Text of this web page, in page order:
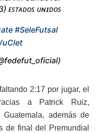
ᴜɴɪᴅᴏꜱ
#SeleFutsal
2:17 por jugar, el
a Patrick Ruiz,
además de
de final del Premundial